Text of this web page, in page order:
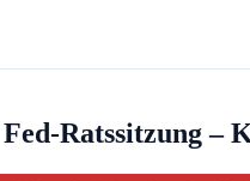
Ratssitzung –